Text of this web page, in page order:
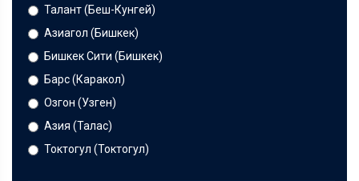
Талант (Беш-Кунгей)
Азиагол (Бишкек)
Бишкек Сити (Бишкек)
Барс (Каракол)
Озгон (Узген)
Азия (Талас)
Токтогул (Токтогул)